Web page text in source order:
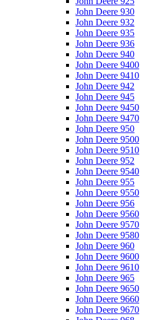
John Deere 930
John Deere 932
John Deere 935
John Deere 936
John Deere 940
John Deere 9400
John Deere 9410
John Deere 942
John Deere 945
John Deere 9450
John Deere 9470
John Deere 950
John Deere 9500
John Deere 9510
John Deere 952
John Deere 9540
John Deere 955
John Deere 9550
John Deere 956
John Deere 9560
John Deere 9570
John Deere 9580
John Deere 960
John Deere 9600
John Deere 9610
John Deere 965
John Deere 9650
John Deere 9660
John Deere 9670